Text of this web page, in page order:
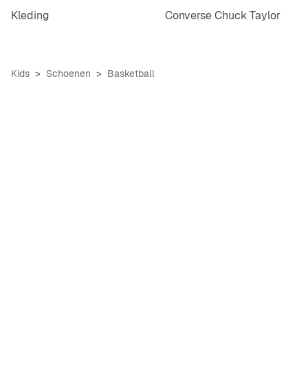
Kleding
Converse Chuck Taylor
Kids Schoenen Basketball